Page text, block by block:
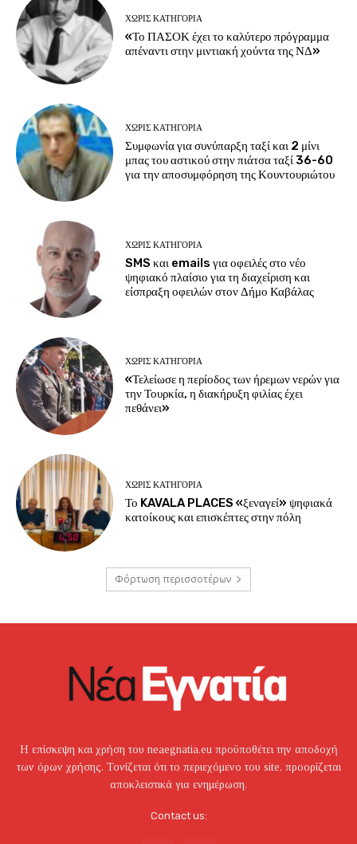
ΧΩΡΊΣ ΚΑΤΗΓΟΡΊΑ
«Το ΠΑΣΟΚ έχει το καλύτερο πρόγραμμα
απέναντι στην μιντιακή χούντα της ΝΔ»
ΧΩΡΊΣ ΚΑΤΗΓΟΡΊΑ
Συμφωνία για συνύπαρξη ταξί και 2 μίνι
μπας του αστικού στην πιάτσα ταξί 36-60
για την αποσυμφόρηση της Κουντουριώτου
ΧΩΡΊΣ ΚΑΤΗΓΟΡΊΑ
SMS και emails για οφειλές στο νέο
ψηφιακό πλαίσιο για τη διαχείριση και
είσπραξη οφειλών στον Δήμο Καβάλας
ΧΩΡΊΣ ΚΑΤΗΓΟΡΊΑ
«Τελείωσε η περίοδος των ήρεμων νερών για
την Τουρκία, η διακήρυξη φιλίας έχει
πεθάνει»
ΧΩΡΊΣ ΚΑΤΗΓΟΡΊΑ
Το KAVALA PLACES «ξεναγεί» ψηφιακά
κατοίκους και επισκέπτες στην πόλη
Φόρτωση περισσοτέρων
Η επίσκεψη και χρήση του neaegnatia.eu προϋποθέτει την αποδοχή
των όρων χρήσης. Τονίζεται ότι το περιεχόμενο του site, προορίζεται
αποκλειστικά για ενημέρωση.
Contact us: